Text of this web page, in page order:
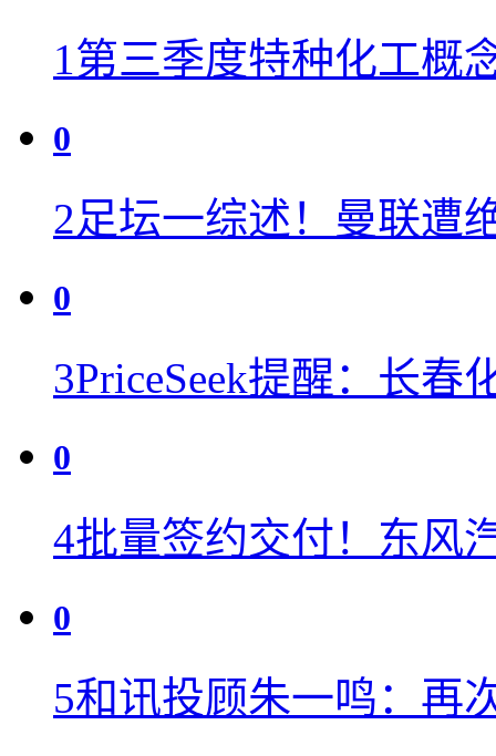
1 第三季度特种化工概
0
2足坛一综述！曼联遭
0
3PriceSeek提醒：长春
0
4批量签约交付！东风
0
5和讯投顾朱一鸣：再